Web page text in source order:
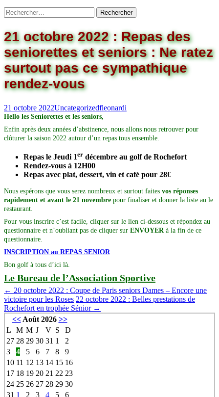
21 octobre 2022 : Repas des
seniorettes et seniors : Ne ratez
surtout pas ce sympathique
rendez-vous
21 octobre 2022Uncategorizedfleonardi
Hello les Seniorettes et les seniors,
Enfin après deux années d’abstinence, nous allons nous retrouver pour
clôturer la saison 2022 autour d’un repas tous ensemble.
Repas le Jeudi 1er décembre au golf de Rochefort
Rendez-vous à 12H00
Repas avec plat, dessert, vin et café pour 28€
Nous espérons que vous serez nombreux et surtout faites vos réponses
rapidement et avant le 21 novembre pour finaliser et donner la liste au le
restaurant.
Pour vous inscrire c’est facile, cliquer sur le lien ci-dessous et répondez au
questionnaire et n’oubliant pas de cliquer sur ENVOYER à la fin de ce
questionnaire.
INSCRIPTION au REPAS SENIOR
Bon golf à tous d’ici là.
Le Bureau de l’Association Sportive
← 20 octobre 2022 : Coupe de Paris seniors Dames – Encore une
victoire pour les Roses 22 octobre 2022 : Belles prestations de
Rochefort en trophée Sénior →
<<Août 2026 >>
L
M M J V S
D
27 28 29 30 31 1
2
3
4 5 6 7 8
9
10 11 12 13 14 15 16
17 18 19 20 21 22 23
24 25 26 27 28 29 30
31 1 2 3 4 5 6